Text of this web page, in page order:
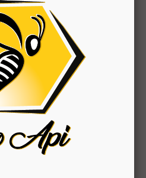
aux
respiratoires
d'estomac.
à la
intestinale
des
pour la peau,
et les
de